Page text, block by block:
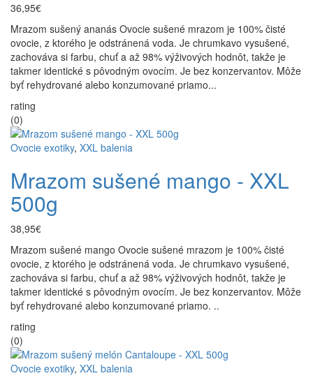
36,95€
Mrazom sušený ananás Ovocie sušené mrazom je 100% čisté
ovocie, z ktorého je odstránená voda. Je chrumkavo vysušené,
zachováva si farbu, chuť a až 98% výživových hodnôt, takže je
takmer identické s pôvodným ovocím. Je bez konzervantov. Môže
byť rehydrované alebo konzumované priamo...
rating
(0)
Ovocie exotiky, XXL balenia
Mrazom sušené mango - XXL
500g
38,95€
Mrazom sušené mango Ovocie sušené mrazom je 100% čisté
ovocie, z ktorého je odstránená voda. Je chrumkavo vysušené,
zachováva si farbu, chuť a až 98% výživových hodnôt, takže je
takmer identické s pôvodným ovocím. Je bez konzervantov. Môže
byť rehydrované alebo konzumované priamo. ..
rating
(0)
Ovocie exotiky, XXL balenia